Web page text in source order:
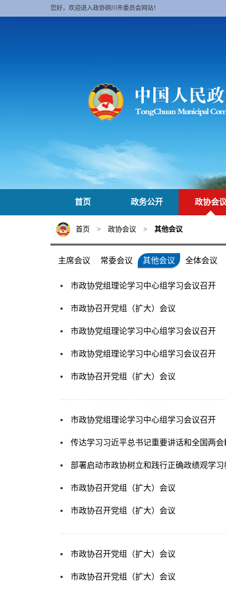
您好，欢迎进入政协铜川市委员会网站！
首页 政务公开 政协会
首页 > 政协会议 > 其他会议
主席会议 常委会议 其他会议 全体会议
市政协党组理论学习中心组学习会议召开
市政协召开党组（扩大）会议
市政协党组理论学习中心组学习会议召开
市政协党组理论学习中心组学习会议召开
市政协召开党组（扩大）会议
市政协党组理论学习中心组学习会议召开
传达学习习近平总书记重要讲话和全国两会
部署启动市政协树立和践行正确政绩观学习
市政协召开党组（扩大）会议
市政协召开党组（扩大）会议
市政协召开党组（扩大）会议
市政协召开党组（扩大）会议